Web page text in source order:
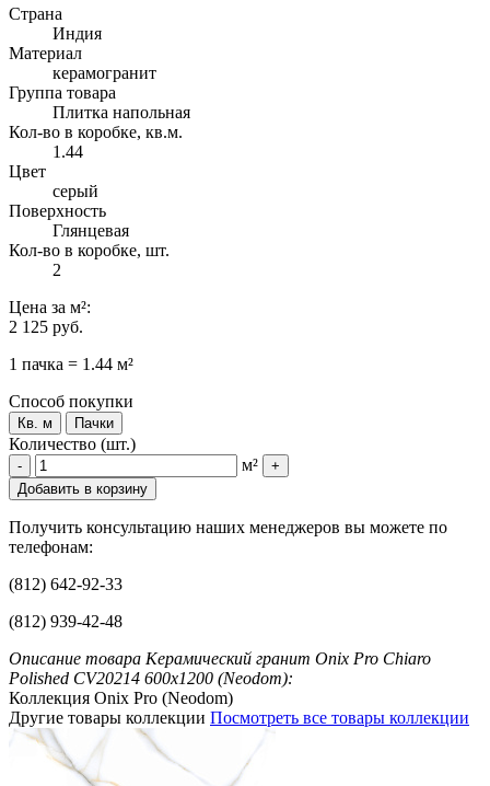
Страна
Индия
Материал
керамогранит
Группа товара
Плитка напольная
Кол-во в коробке, кв.м.
1.44
Цвет
серый
Поверхность
Глянцевая
Кол-во в коробке, шт.
2
Цена за м²:
2 125 руб.
1 пачка = 1.44 м²
Способ покупки
Кв. м Пачки
Количество (шт.)
- м²
+
Добавить в корзину
Получить консультацию наших менеджеров вы можете по
телефонам:
(812) 642-92-33
(812) 939-42-48
Описание товара Керамический гранит Onix Pro Chiaro
Polished CV20214 600x1200 (Neodom):
Коллекция Onix Pro (Neodom)
Другие товары коллекции Посмотреть все товары коллекции